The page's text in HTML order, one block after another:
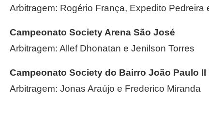
Arbitragem: Rogério França, Expedito Pedreira
Campeonato Society Arena São José
Arbitragem: Allef Dhonatan e Jenilson Torres
Campeonato Society do Bairro João Paulo II
Arbitragem: Jonas Araújo e Frederico Miranda